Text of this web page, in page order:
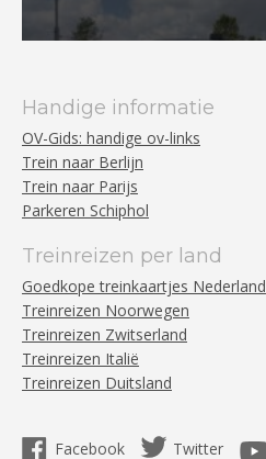
Handige informatie
OV-Gids: handige ov-links
Trein naar Berlijn
Trein naar Parijs
Parkeren Schiphol
Treinreizen per land
Goedkope treinkaartjes Nederland
Treinreizen Noorwegen
Treinreizen Zwitserland
Treinreizen Italië
Treinreizen Duitsland
Facebook Twitter